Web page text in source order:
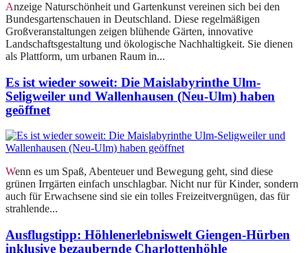
Anzeige Naturschönheit und Gartenkunst vereinen sich bei den
Bundesgartenschauen in Deutschland. Diese regelmäßigen
Großveranstaltungen zeigen blühende Gärten, innovative
Landschaftsgestaltung und ökologische Nachhaltigkeit. Sie dienen
als Plattform, um urbanen Raum in...
Es ist wieder soweit: Die Maislabyrinthe Ulm-
Seligweiler und Wallenhausen (Neu-Ulm) haben
geöffnet
Wenn es um Spaß, Abenteuer und Bewegung geht, sind diese
grünen Irrgärten einfach unschlagbar. Nicht nur für Kinder, sondern
auch für Erwachsene sind sie ein tolles Freizeitvergnügen, das für
strahlende...
Ausflugstipp: Höhlenerlebniswelt Giengen-Hürben
inklusive bezaubernde Charlottenhöhle